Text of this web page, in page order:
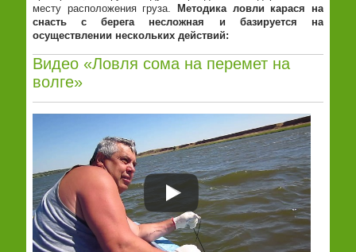
месту расположения груза.
Методика ловли карася на
снасть с берега несложная и базируется на
осуществлении нескольких действий:
Видео «Ловля сома на перемет на
волге»